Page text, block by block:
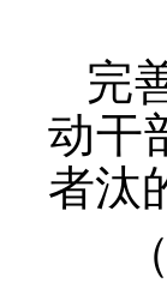
完
动干
者汰
（